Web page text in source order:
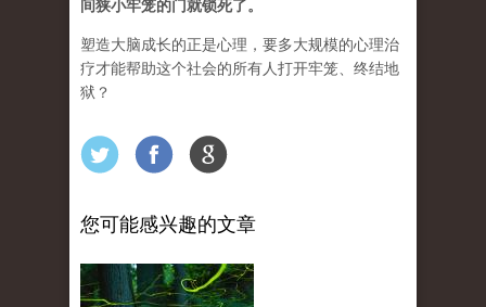
间狭小牢笼的门就锁死了。
塑造大脑成长的正是心理，要多大规模的心理治
疗才能帮助这个社会的所有人打开牢笼、终结地
狱？
您可能感兴趣的文章